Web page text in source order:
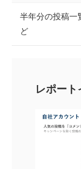
半年分の投稿
ど
レポート